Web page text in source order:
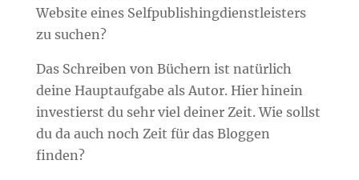
Website eines Selfpublishingdienstleisters
zu suchen?
Das Schreiben von Büchern ist natürlich
deine Hauptaufgabe als Autor. Hier hinein
investierst du sehr viel deiner Zeit. Wie sollst
du da auch noch Zeit für das Bloggen
finden?